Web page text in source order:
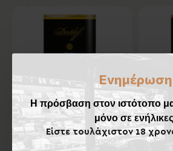
Ενημέρωση
Η πρόσβαση στον ιστότοπο
μόνο σε
Είστε τουλάχιστον 18
Davidoff Brazil 50gr